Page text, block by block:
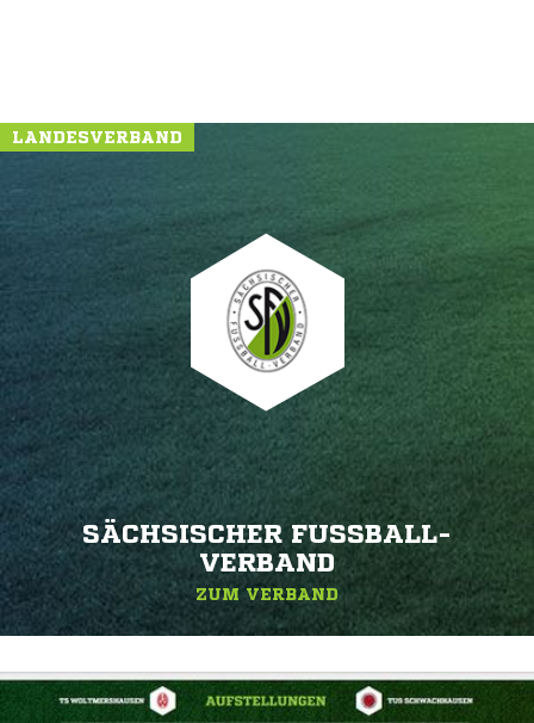
LANDESVERBAND
SÄCHSISCHER FUSSBALL-V
ERBAND
ZUM VERBAND